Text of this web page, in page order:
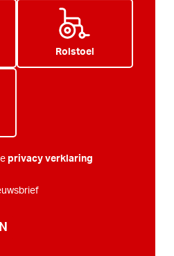
Rolstoel
privacy verklaring